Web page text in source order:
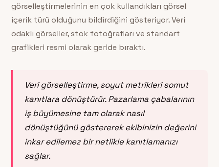
görselleştirmelerinin en çok kullandıkları görsel
içerik türü olduğunu bildirdiğini gösteriyor. Veri
odaklı görseller, stok fotoğrafları ve standart
grafikleri resmi olarak geride bıraktı.
Veri görselleştirme, soyut metrikleri somut
kanıtlara dönüştürür. Pazarlama çabalarının
iş büyümesine tam olarak nasıl
dönüştüğünü göstererek ekibinizin değerini
inkar edilemez bir netlikle kanıtlamanızı
sağlar.